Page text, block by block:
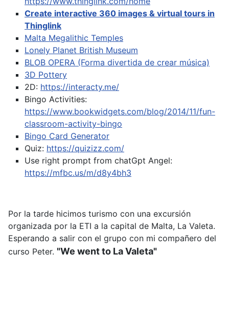
Create interactive 360 images & virtual tours in
Thinglink
Malta Megalithic Temples
Lonely Planet British Museum
BLOB OPERA (Forma divertida de crear música)
3D Pottery
2D: https://interacty.me/
Bingo Activities:
https://www.bookwidgets.com/blog/2014/11/fun-
classroom-activity-bingo
Bingo Card Generator
Quiz: https://quizizz.com/
Use right prompt from chatGpt Angel:
https://mfbc.us/m/d8y4bh3
Por la tarde hicimos turismo con una excursión
organizada por la ETI a la capital de Malta, La Valeta.
Esperando a salir con el grupo con mi compañero del
curso Peter. "We went to La Valeta"